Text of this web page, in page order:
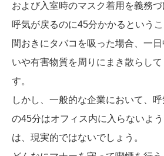
および入室時のマスク着用を義務づ
呼気が戻るのに45分かかるという
間おきにタバコを吸った場合、一
いや有害物質を周りにまき散らし
す。
しかし、一般的な企業において、
の45分はオフィス内に入らないよ
は、現実的ではないでしょう。